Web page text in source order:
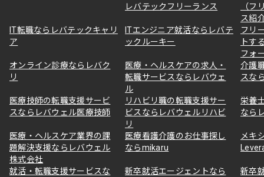
レバテックフリーランス
（フ
ス紹
IT転職ならレバテックキャリ
ア
ITエンジニア就活ならレバテ
ックルーキー
フリ
トす
フォ
オンライン診療ならレバク
リ
医療・ヘルスケアの求人・
転職サービスならレバウェ
ル
介護
スな
医療技師の転職支援サービ
スならレバウェル医療技師
リハビリ職の転職支援サー
ビスならレバウェルリハビ
リ
栄養
なら
医療・ヘルスケア業界の課
題解決支援ならレバウェル
株式会社
医療看護介護のお仕事探し
ならmikaru
メキ
就活・転職支援サービスな
新卒就活エージェントなら
新卒